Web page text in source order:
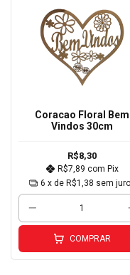
Coracao Floral Bem
Vindos 30cm
R$8,30
R$7,89 com Pix
6 x de R$1,38 sem
COMPRAR